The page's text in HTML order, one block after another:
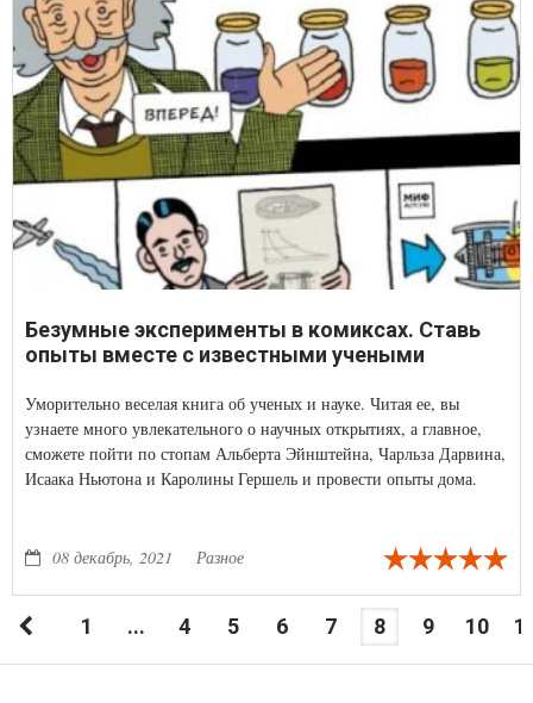
Безумные эксперименты в комиксах. Ставь
опыты вместе с известными учеными
Уморительно веселая книга об ученых и науке. Читая ее, вы
узнаете много увлекательного о научных открытиях, а главное,
сможете пойти по стопам Альберта Эйнштейна, Чарльза Дарвина,
Исаака Ньютона и Каролины Гершель и провести опыты дома.
08 декабрь, 2021 Разное
1 ... 4 5 6 7 8 9 10